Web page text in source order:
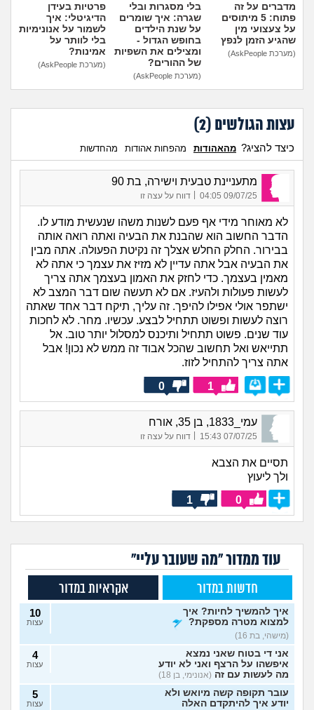
מדברים על זה
פתוח: 5 מיתוסים
על צעצועי מין
שהגיע הזמן לנפץ
(מערכת AskPeople)
בלי מסגרות ובלי
שגרה: איך שומרים
על שנת הילדים
בחופש הגדול -
ומצילים את השפיות
של ההורים?
(מערכת AskPeople)
פרטיות בעידן
הדיגיטלי: איך
לשמור על אנונימיות
בלי לוותר על
אמינות?
(מערכת AskPeople)
עצות הגולשים (2
)
כיצד להציג? מהאהודות מהפחות אהודות מהחדשות
מתעניינת טבעית וישירה, בת 90
09/07/25 04:05 דווח על עצה זו
לא מאוחר מידי אף פעם לשנות משהו שנעשית מודע לו.
הדבר החשוב הוא שהבנת את הבעיה ואתה רואה אותה
בבירור. החלק החלש אצלך זה נקיטת הפעולה. אתה מבין
את הבעיה אבל אתה עדיין לא מזיז את עצמך כי אתה לא
מאמין בעצמך. כדי לחזק את האמון בעצמך אתה צריך
לעשות פעולות ולהעיז. אם לא תעשה שום דבר המצב לא
ישתפר אולי אפילו להיפך. זה עליך, תיקח דבר אחד שאתה
רוצה לעשות ופשוט תתחיל לבצע. עכשיו. מחר. לא לחכות
עוד שנים. פשוט תתחיל ותיכנס למסלול יותר טוב. אל
תתייאש ואל תחשוב שהכל אבוד זה ממש לא נכון! אבל
אתה צריך להתחיל לזוז.
1
0
עמי_1833, בן 35, אורח
07/07/25 15:43
| דווח על עצה זו
תסיים את הצבא
ולך ליעוץ
0
1
עוד ממדור "מה שעובר עליי"
חדשות במדור אקראיות במדור
איך להמשיך לחיות? איך
למצוא מטרה מספקת?
(מישהי, בת 16)
10
עצות
אני די בטוח שאני נמצא
איפשהו על הרצף ואני לא יודע
מה לעשות עם זה (אנונימי, בן 18)
4
עצות
עובר תקופה קשה מיואש ולא
יודע איך להיתקדם האלה
5
עצות